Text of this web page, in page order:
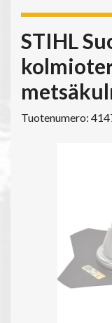
STIHL
Tuotenumero: